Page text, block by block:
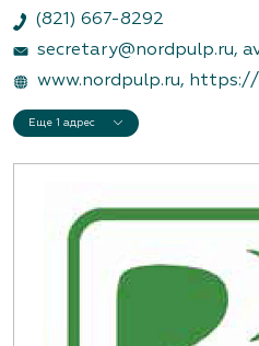
(821) 667-8292
secretary@nordpulp.ru,
www.nordpulp.ru, https://
Еще 1 адрес